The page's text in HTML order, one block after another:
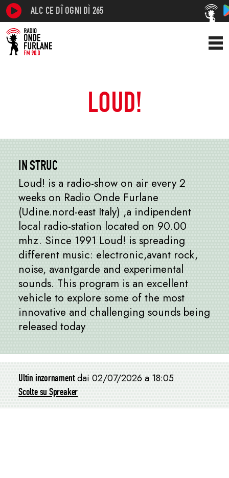
ALC CE DÎ OGNI DÌ 265
LOUD!
IN STRUC
Loud! is a radio-show on air every 2
weeks on Radio Onde Furlane
(Udine.nord-east Italy) ,a indipendent
local radio-station located on 90.00
mhz. Since 1991 Loud! is spreading
different music: electronic,avant rock,
noise, avantgarde and experimental
sounds. This program is an excellent
vehicle to explore some of the most
innovative and challenging sounds being
released today
Ultin inzornament dai 02/07/2026 a 18:05
Scolte su Spreaker